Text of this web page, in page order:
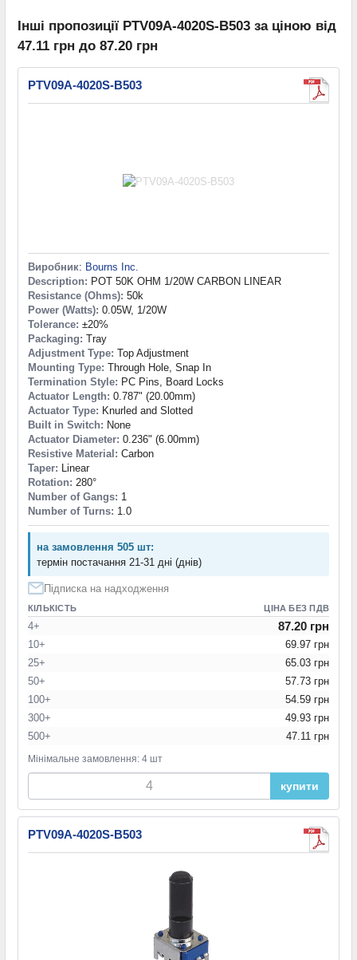
Інші пропозиції PTV09A-4020S-B503 за ціною від
47.11 грн до 87.20 грн
PTV09A-4020S-B503
Виробник: Bourns Inc.
Description: POT 50K OHM 1/20W CARBON LINEAR
Resistance (Ohms): 50k
Power (Watts): 0.05W, 1/20W
Tolerance: ±20%
Packaging: Tray
Adjustment Type: Top Adjustment
Mounting Type: Through Hole, Snap In
Termination Style: PC Pins, Board Locks
Actuator Length: 0.787" (20.00mm)
Actuator Type: Knurled and Slotted
Built in Switch: None
Actuator Diameter: 0.236" (6.00mm)
Resistive Material: Carbon
Taper: Linear
Rotation: 280°
Number of Gangs: 1
Number of Turns: 1.0
на замовлення 505 шт:
термін постачання 21-31 дні (днів)
Підписка на надходження
КІЛЬКІСТЬ ЦІНА БЕЗ ПДВ
4+ 87.20 грн
10+
69.97 грн
25+
65.03 грн
50+
57.73 грн
100+
54.59 грн
300+
49.93 грн
500+
47.11 грн
Мінімальне замовлення: 4 шт
купити
PTV09A-4020S-B503